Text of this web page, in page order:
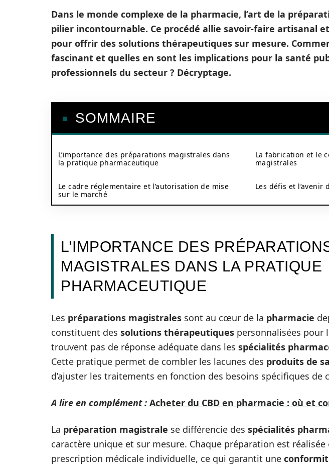
Dans le monde complexe de la pharmacie, l’art de la
pilier incontournable. Ce procédé allie savoir-faire artisanal
pour offrir des solutions thérapeutiques sur mesure.
fascinant et quelles en sont les implications pour la santé
professionnels du secteur ? Décryptage.
SOMMAIRE
L’importance des préparations magistrales dans
la pratique pharmaceutique
Le cadre réglementaire et l’autorisation de mise
sur le marché
La fabrication et le
magistrales
Les défis et
L’IMPORTANCE DES
MAGISTRALES DANS LA PRATIQUE
PHARMACEUTIQUE
Les préparations magistrales sont au cœur de la pharmacie
constituent des solutions thérapeutiques personnalisées pour
trouvent pas de réponse adéquate dans les spécialités
Cette pratique permet de combler les lacunes des produits de
d’ajuster les traitements en fonction des besoins spécifiques de
A lire en complément : Acheter du CBD en pharmacie : où et
La préparation magistrale se différencie des spécialités
caractère unique et sur mesure. Chaque préparation est réalisée
prescription médicale individuelle, ce qui garantit une